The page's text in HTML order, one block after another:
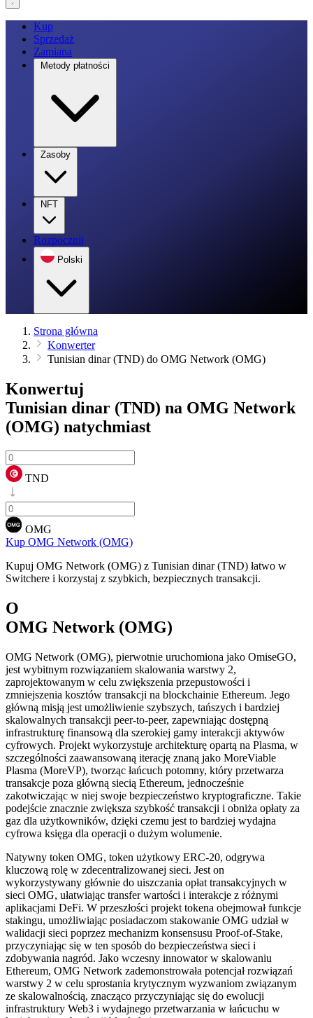
Kup
Sprzedaż
Zamiana
Metody płatności
Zasoby
NFT
Rozpocznij
Polski
Strona główna
Konwerter
Tunisian dinar (TND) do OMG Network (OMG)
Konwertuj
Tunisian dinar (TND) na OMG Network
(OMG) natychmiast
TND
OMG
Kup OMG Network (OMG)
Kupuj OMG Network (OMG) z Tunisian dinar (TND) łatwo w
Switchere i korzystaj z szybkich, bezpiecznych transakcji.
O
OMG Network (OMG)
OMG Network (OMG), pierwotnie uruchomiona jako OmiseGO,
jest wybitnym rozwiązaniem skalowania warstwy 2,
zaprojektowanym w celu zwiększenia przepustowości i
zmniejszenia kosztów transakcji na blockchainie Ethereum. Jego
główną misją jest umożliwienie szybszych, tańszych i bardziej
skalowalnych transakcji peer-to-peer, zapewniając dostępną
infrastrukturę finansową dla szerokiej gamy interakcji aktywów
cyfrowych. Projekt wykorzystuje architekturę opartą na Plasma, w
szczególności zaawansowaną iterację znaną jako MoreViable
Plasma (MoreVP), tworząc łańcuch potomny, który przetwarza
transakcje poza główną siecią Ethereum, jednocześnie
zakotwiczając w niej swoje bezpieczeństwo kryptograficzne. Takie
podejście znacznie zwiększa szybkość transakcji i obniża opłaty za
gaz dla użytkowników, dzięki czemu jest to bardziej wydajna
cyfrowa księga dla operacji o dużym wolumenie.
Natywny token OMG, token użytkowy ERC-20, odgrywa
kluczową rolę w zdecentralizowanej sieci. Jest on
wykorzystywany głównie do uiszczania opłat transakcyjnych w
sieci OMG, ułatwiając transfer wartości i interakcje z różnymi
aplikacjami DeFi. W przeszłości projekt tokena obejmował funkcje
stakingu, umożliwiając posiadaczom stakowanie OMG udział w
walidacji sieci poprzez mechanizm konsensusu Proof-of-Stake,
przyczyniając się w ten sposób do bezpieczeństwa sieci i
zdobywania nagród. Jako wczesny innowator w skalowaniu
Ethereum, OMG Network zademonstrowała potencjał rozwiązań
warstwy 2 w celu sprostania krytycznym wyzwaniom związanym
ze skalowalnością, znacząco przyczyniając się do ewolucji
infrastruktury Web3 i wydajnego przetwarzania w łańcuchu w